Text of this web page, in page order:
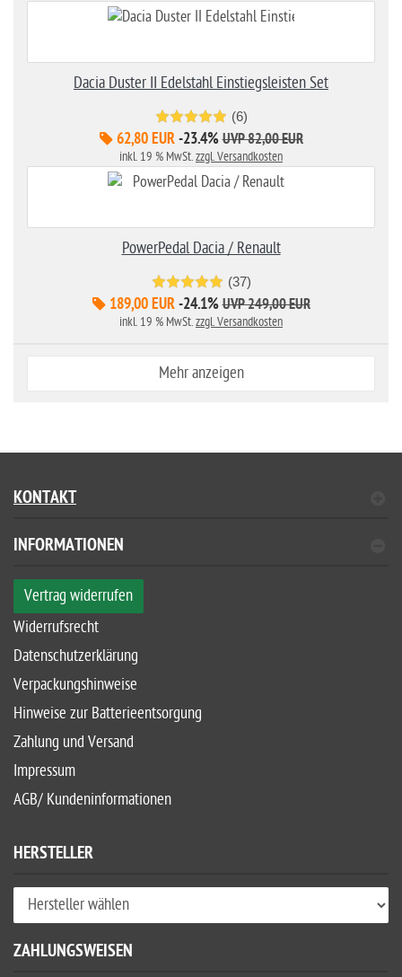
Dacia Duster II Edelstahl Einstiegsleisten Set
(6)
62,80 EUR -23.4% UVP 82,00 EUR
inkl. 19 % MwSt.zzgl. Versandkosten
PowerPedal Dacia / Renault
(37)
189,00 EUR -24.1% UVP 249,00 EUR
inkl. 19 % MwSt.zzgl. Versandkosten
Mehr anzeigen
KONTAKT
INFORMATIONEN
Vertrag widerrufen
Widerrufsrecht
Datenschutzerklärung
Verpackungshinweise
Hinweise zur Batterieentsorgung
Zahlung und Versand
Impressum
AGB/ Kundeninformationen
HERSTELLER
ZAHLUNGSWEISEN